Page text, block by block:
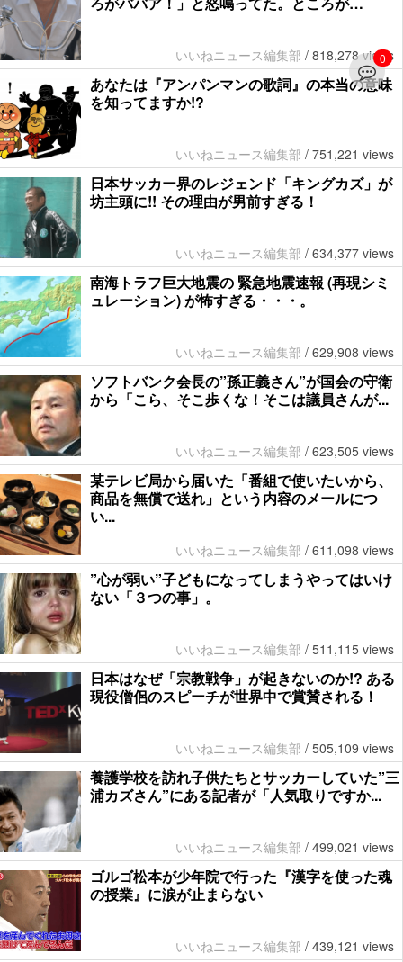
0
いいねニュース編集部 / 818,278 views
あなたは『アンパンマンの歌詞』の本当の意味
を知ってますか!?
いいねニュース編集部 / 751,221 views
日本サッカー界のレジェンド「キングカズ」が
坊主頭に!! その理由が男前すぎる！
いいねニュース編集部 / 634,377 views
南海トラフ巨大地震の 緊急地震速報 (再現シミ
ュレーション) が怖すぎる・・・。
いいねニュース編集部 / 629,908 views
ソフトバンク会長の”孫正義さん”が国会の守衛
から「こら、そこ歩くな！そこは議員さんが...
いいねニュース編集部 / 623,505 views
某テレビ局から届いた「番組で使いたいから、
商品を無償で送れ」という内容のメールにつ
い...
いいねニュース編集部 / 611,098 views
”心が弱い”子どもになってしまうやってはいけ
ない「３つの事」。
いいねニュース編集部 / 511,115 views
日本はなぜ「宗教戦争」が起きないのか!? ある
現役僧侶のスピーチが世界中で賞賛される！
いいねニュース編集部 / 505,109 views
養護学校を訪れ子供たちとサッカーしていた”三
浦カズさん”にある記者が「人気取りですか...
いいねニュース編集部 / 499,021 views
ゴルゴ松本が少年院で行った『漢字を使った魂
の授業』に涙が止まらない
いいねニュース編集部 / 439,121 views